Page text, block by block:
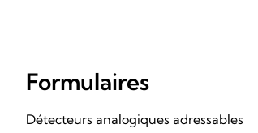
Formulaires
Détecteurs analogiques adressables